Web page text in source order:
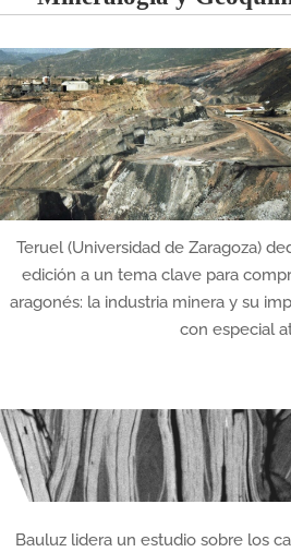
Teruel (Universidad de Zaragoza)
edición a un tema clave para
aragonés: la industria minera y su
con especial
Bauluz lidera un estudio sobre los